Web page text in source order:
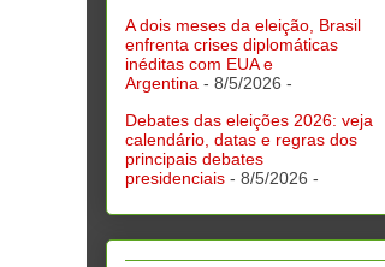
A dois meses da eleição, Brasil
enfrenta crises diplomáticas
inéditas com EUA e
Argentina - 8/5/2026 -
Debates das eleições 2026: veja
calendário, datas e regras dos
principais debates
presidenciais - 8/5/2026 -